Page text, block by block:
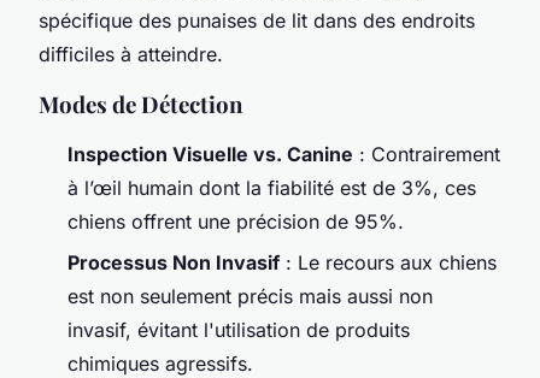
spécifique des punaises de lit dans des endroits
difficiles à atteindre.
Modes de Détection
Inspection Visuelle vs. Canine : Contrairement
à l’œil humain dont la fiabilité est de 3%, ces
chiens offrent une précision de 95%.
Processus Non Invasif: Le recours aux chiens
est non seulement précis mais aussi non
invasif, évitant l'utilisation de produits
chimiques agressifs.